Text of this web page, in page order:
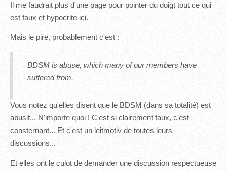
Il me faudrait plus d'une page pour pointer du doigt tout ce qui
est faux et hypocrite ici.
Mais le pire, probablement c'est :
BDSM is abuse, which many of our members have
suffered from.
Vous notez qu'elles disent que le BDSM (dans sa totalité) est
abusif... N'importe quoi ! C'est si clairement faux, c'est
consternant... Et c'est un leitmotiv de toutes leurs
discussions...
Et elles ont le culot de demander une discussion respectueuse